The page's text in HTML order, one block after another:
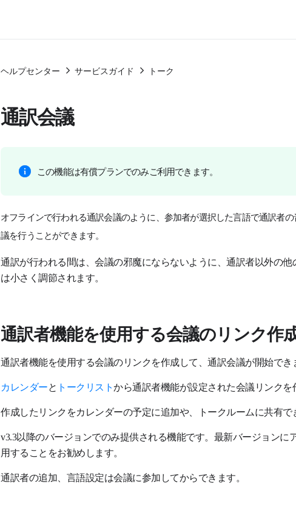
ヘルプセンター サービスガイド トーク
通訳会議
この機能は有償プランでのみご利用できます。
オフラインで行われる通訳会議のように、参加者が選択した言語で通訳者
議を行うことができます。
通訳が行われる間は、会議の邪魔にならないように、通訳者以外の
は小さく調節されます。
通訳者機能を使用する会議のリンク作
通訳者機能を使用する会議のリンクを作成して、通訳会議が開始でき
カレンダーと トークリストから通訳者機能が設定された会議リンク
作成したリンクをカレンダーの予定に追加や、トークルームに共有で
v3.3以降のバージョンでのみ提供される機能です。最新バージョンに
用することをお勧めします。
通訳者の追加、言語設定は会議に参加してからできます。